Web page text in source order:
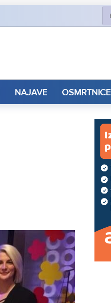
NAJAVE OSMRTNICE